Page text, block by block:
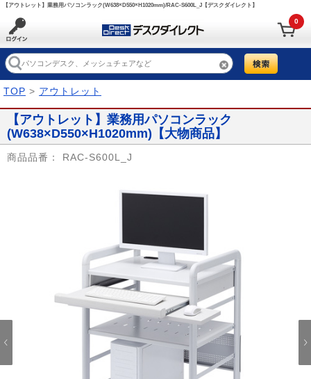
【アウトレット】業務用パソコンラック(W638×D550×H1020mm)/RAC-S600L_J【デスクダイレクト】
0
TOP > アウトレット
【アウトレット】業務用パソコンラック
(W638×D550×H1020mm)【大物商品】
商品品番： RAC-S600L_J